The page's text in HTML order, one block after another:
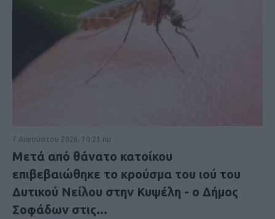
7 Αυγούστου 2026, 10:21 πμ
Μετά από θάνατο κατοίκου
επιβεβαιώθηκε το κρούσμα του ιού του
Δυτικού Νείλου στην Κυψέλη - ο Δήμος
Σοφάδων στις...